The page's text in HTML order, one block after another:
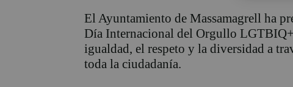
El Ayuntamiento de Massamagrell ha
Día Internacional del Orgullo
igualdad, el respeto y la diversidad a
toda la ciudadanía.